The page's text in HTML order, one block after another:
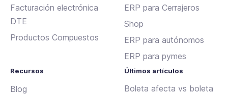
Facturación electrónica
DTE
Productos Compuestos
ERP para Cerrajeros
Shop
ERP para autónomos
ERP para pymes
Recursos
Blog
Últimos artículos
Boleta afecta vs boleta